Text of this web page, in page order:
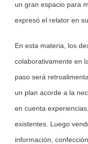
un gran espacio para
expresó el relator en
En esta materia, los
colaborativamente en
paso será
un plan acorde a la
en cuenta
existentes. Luego
información,